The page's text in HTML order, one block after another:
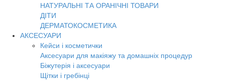
НАТУРАЛЬНІ ТА ОРАНІЧНІ ТОВАРИ
ДІТИ
ДЕРМАТОКОСМЕТИКА
АКСЕСУАРИ
Кейси і косметички
Аксесуари для макіяжу та домашніх процедур
Біжутерія і аксесуари
Щітки і гребінці